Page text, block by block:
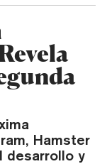
Hamster
desarrollo y